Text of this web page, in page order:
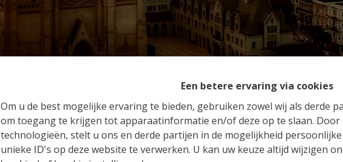
Een betere ervaring via cookies
Om u de best mogelijke ervaring te bieden, gebruiken zowel wij als derde
om toegang te krijgen tot apparaatinformatie en/of deze op te slaan. Door
technologieën, stelt u ons en derde partijen in de mogelijkheid
unieke ID's op deze website te verwerken. U kan uw keuze altijd wijzigen
Panden in de